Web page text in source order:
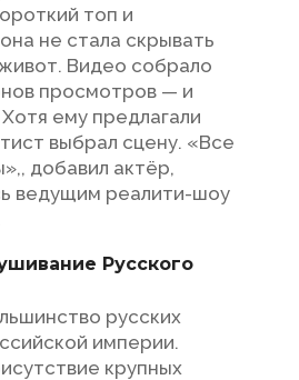
топ и
не стала скрывать
Видео собрало
просмотров — и
ему предлагали
выбрал сцену. «Все
добавил актёр,
ведущим реалити-шоу
Русского
русских
империи.
крупных